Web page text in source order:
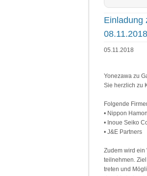
Einladung
05.11.2018
Yonezawa zu
Sie herzlich zu
Folgende
• Nippon
• Inoue Seiko
• J&E Partners
Zudem wird ein
teilnehmen.
treten und